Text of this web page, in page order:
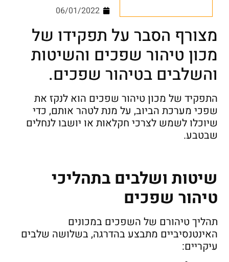
06/01/2022
מצורף הסבר על תפקידו של
מכון טיהור שפכים והשיטות
והשלבים בטיהור שפכים.
התפקיד של מכון טיהור שפכים הוא לנקז את
שפכי מערכת הביוב, על מנת לטהר אותם, כדי
שיוכלו לשמש לצרכי חקלאות או יושבו לנחלים
שבטבע.
שיטות ושלבים בתהליכי
טיהור שפכים
תהליך טיהורם של השפכים במכונים
האינטנסיביים מתבצע בהדרגה, בשלושה שלבים
עיקריים: